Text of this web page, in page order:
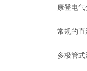
常规的直
多极管式